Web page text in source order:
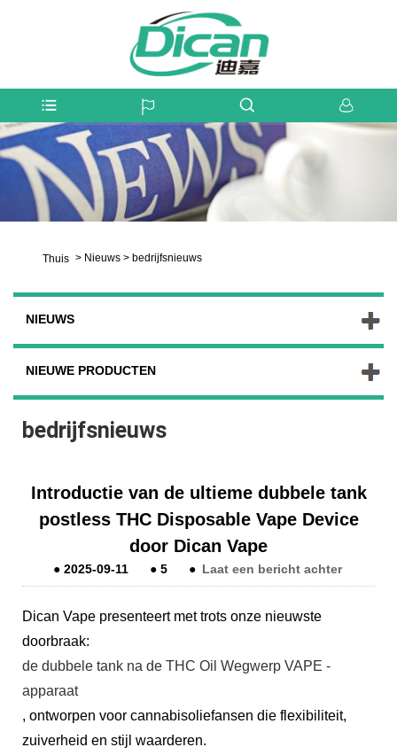
Thuis > Nieuws > bedrijfsnieuws
NIEUWS
NIEUWE PRODUCTEN
bedrijfsnieuws
Introductie van de ultieme dubbele tank
postless THC Disposable Vape Device
door Dican Vape
● 2025-09-11 ● 5 ● Laat een bericht achter
Dican Vape presenteert met trots onze nieuwste
doorbraak:
de dubbele tank na de THC Oil Wegwerp VAPE -
apparaat
, ontworpen voor cannabisoliefansen die flexibiliteit,
zuiverheid en stijl waarderen.